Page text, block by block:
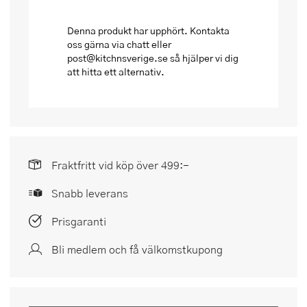
Denna produkt har upphört. Kontakta
oss gärna via chatt eller
post@kitchnsverige.se så hjälper vi dig
att hitta ett alternativ.
Fraktfritt vid köp över 499:-
Snabb leverans
Prisgaranti
Bli medlem och få välkomstkupong